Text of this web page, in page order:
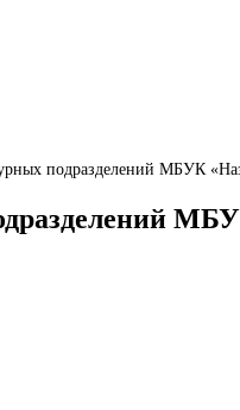
подразделений МБУК